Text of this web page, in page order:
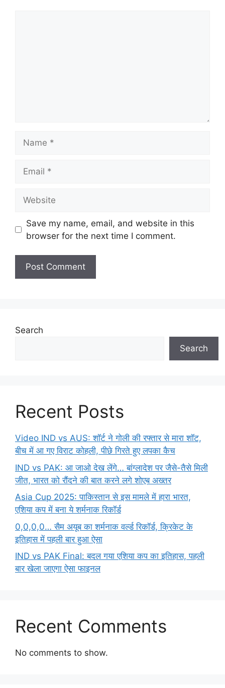
Save my name, email, and website in this
browser for the next time I comment.
Search
Search
Recent Posts
Video IND vs AUS: शॉर्ट ने गोली की रफ्तार से मारा शॉट,
बीच में आ गए विराट कोहली, पीछे गिरते हुए लपका कैच
IND vs PAK: आ जाओ देख लेंगे… बांग्लादेश पर जैसे-तैसे मिली
जीत, भारत को रौंदने की बात करने लगे शोएब अख्तर
Asia Cup 2025: पाकिस्तान से इस मामले में हारा भारत,
एशिया कप में बना ये शर्मनाक रिकॉर्ड
0,0,0,0… सैम अयूब का शर्मनाक वर्ल्ड रिकॉर्ड, क्रिकेट के
इतिहास में पहली बार हुआ ऐसा
IND vs PAK Final: बदल गया एशिया कप का इतिहास, पहली
बार खेला जाएगा ऐसा फाइनल
Recent Comments
No comments to show.